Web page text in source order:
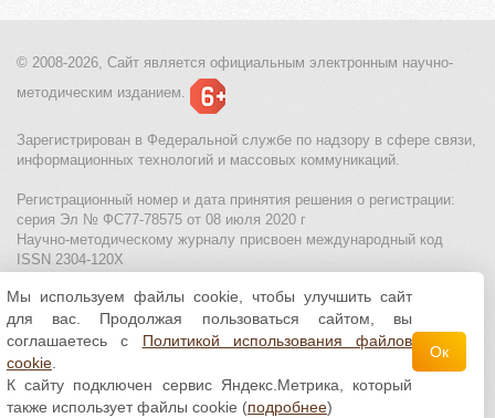
© 2008-2026, Сайт является официальным электронным научно-
методическим изданием.
Зарегистрирован в Федеральной службе по надзору в сфере связи,
информационных технологий и массовых коммуникаций.
Регистрационный номер и дата принятия решения о регистрации:
серия Эл № ФС77-78575 от 08 июля 2020 г
Научно-методическому журналу присвоен международный код
ISSN 2304-120X
МЦИТО|Школьные олимпиады и онлайн конкурсы для детей
Политика использования файлов cookie| Политика обработки и
защиты персональных данных
Все материалы доступны полицензии Creative
Commons С указанием авторства 4.0 Всемирная
Мы используем файлы cookie, чтобы улучшить сайт
для вас. Продолжая пользоваться сайтом, вы
соглашаетесь с Политикой использования файлов
cookie
К сайту подключен сервис Яндекс.Метрика, который
также использует файлы cookie (подробнее)
Ок